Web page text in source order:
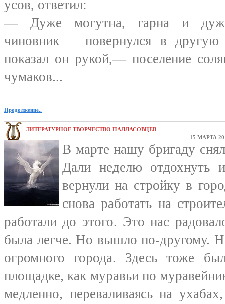
усов, ответил:
— Дуже могутна, гарна и
чиновник повернулся в
показал он рукой,— поселение
чумаков...
Продолжение..
ЛИТЕРАТУРНОЕ ТВОРЧЕСТВО ПАЛЛАСОВЦЕВ
15 МАРТА
В марте нашу бригаду
Дали неделю отдохнуть
вернули на стройку в
снова работать на
работали до этого. Это нас
была легче. Но вышло по-другому.
огромного города. Здесь тоже
площадке, как муравьи по
медленно, переваливаясь на